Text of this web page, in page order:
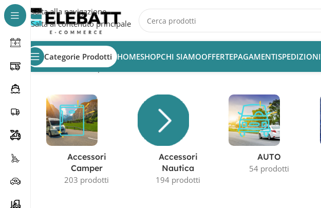
Salta alla navigazione
Salta al contenuto principale
Categorie Prodotti HOMESHOPCHI SIAMOOFFERTEPAGAMENTISPEDIZIONI
Home/Prodotto Capacità in AH
Accessori
Camper
203 prodotti
Accessori
Nautica
194 prodotti
AUTO
54 prodotti